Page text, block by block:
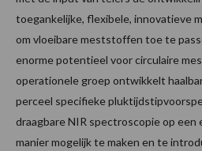
toegankelijke, flexibele, innovatieve
om vloeibare meststoffen toe te
enorme potentieel voor circulaire
operationele groep ontwikkelt
perceel specifieke
draagbare NIR spectroscopie op een
manier mogelijk te maken en te